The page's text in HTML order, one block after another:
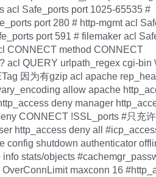
acl Safe_ports port 1025-65535 #
port 280 # http-mgmt acl
port 591 # filemaker acl
CONNECT method CONNECT
acl QUERY urlpath_regex cgi-bin
因为有gzip acl apache
allow apache
deny manager
CONNECT !SSL_ports #只充
http_access deny all
config shutdown authenticator
stats/objects
maxconn 16